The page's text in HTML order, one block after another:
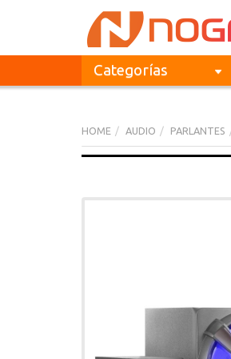
Categorías
HOME AUDIO PARLANTES